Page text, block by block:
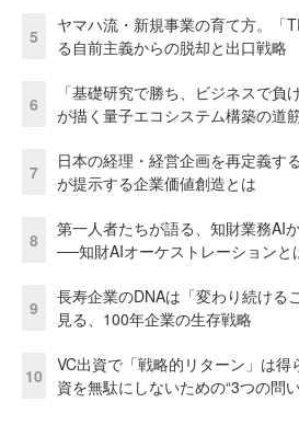
5
ヤマハ流・新規事業の育て方。「
る自前主義からの脱却と出口戦略
6
「基礎研究で勝ち、ビジネスで負
が描く量子エコシステム構築の道
7
日本の経理・経営企画を再定義す
が提示する企業価値創造とは
8
第一人者たちが語る、知財業務AI
──知財AIオーケストレーションと
9
長寿企業のDNAは「変わり続ける
見る、100年企業の生存戦略
10
VC出資で「戦略的リターン」は
資を無駄にしないための“3つの問